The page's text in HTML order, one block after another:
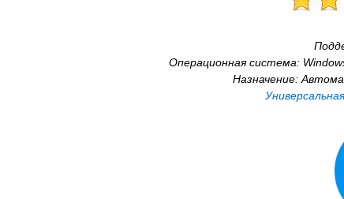
Операционная система:
Назначение: